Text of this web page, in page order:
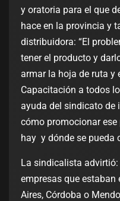
y oratoria para el que
hace en la provincia y
distribuidora: “El
tener el producto y
armar la hoja de ruta y
Capacitación a todos
ayuda del sindicato de
cómo promocionar ese
hay y dónde se pueda
La sindicalista
empresas que estaban
Aires, Córdoba o